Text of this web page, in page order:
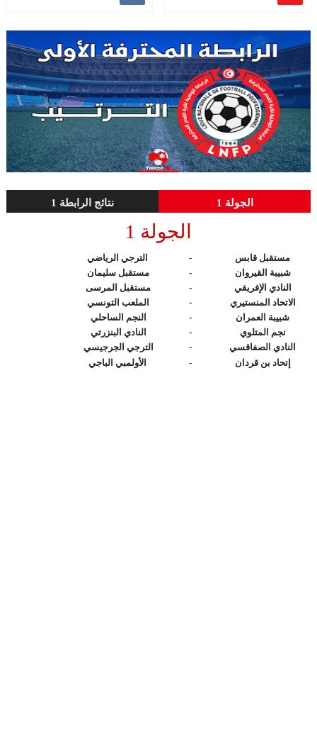
الجولة 1 نتائج الرابطة 1
الجولة 1
مستقبل قابس -
شبيبة القيروان
-
مستقبل سليمان
النادي الإفريقي
-
مستقبل المرسى
الاتحاد المنستيري
-
الملعب التونسي
شبيبة العمران
-
النجم الساحلي
نجم المتلوي
-
النادي البنزرتي
النادي الصفاقسي
-
الترجي الجرجيسي
إتحاد بن قردان
-